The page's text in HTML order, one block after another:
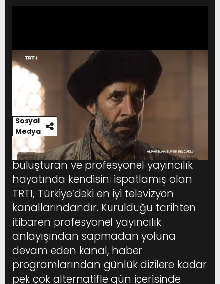
Unmute
Type
Sosyal
Medya
TRT1 canlı HD izle seçeneğini izleyicilerle
buluşturan ve profesyonel yayıncılık
hayatında kendisini ispatlamış olan
TRT1, Türkiye’deki en iyi televizyon
kanallarındandır. Kurulduğu tarihten
itibaren profesyonel yayıncılık
anlayışından sapmadan yoluna
devam eden kanal, haber
programlarından günlük dizilere kadar
pek çok alternatifle gün içerisinde